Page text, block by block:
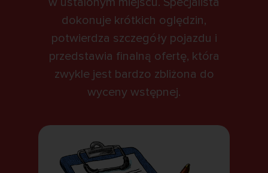
dokonuje krótkich oględzin,
potwierdza szczegóły pojazdu i
przedstawia finalną ofertę, która
zwykle jest bardzo zbliżona do
wyceny wstępnej.